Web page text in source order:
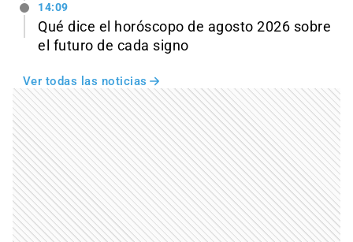
14:09
Qué dice el horóscopo de agosto 2026 sobre
el futuro de cada signo
Ver todas las noticias